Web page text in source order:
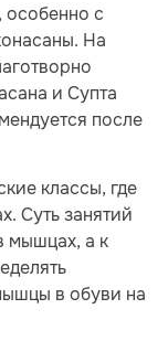
особенно с
На
и Супта
после
классы, где
Суть занятий
мышцах, а к
в обуви на